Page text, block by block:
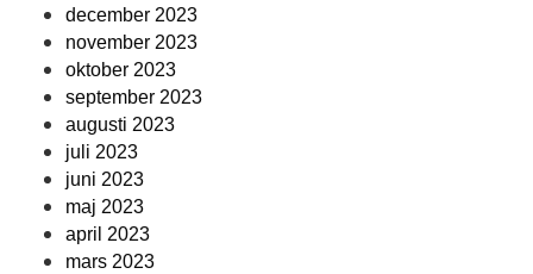
december 2023
november 2023
oktober 2023
september 2023
augusti 2023
juli 2023
juni 2023
maj 2023
april 2023
mars 2023